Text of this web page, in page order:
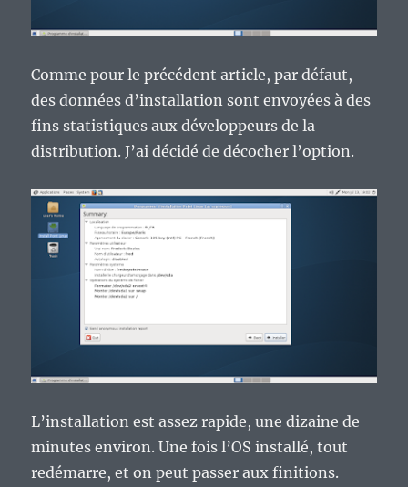
Comme pour le précédent article, par défaut,
des données d’installation sont envoyées à des
fins statistiques aux développeurs de la
distribution. J’ai décidé de décocher l’option.
L’installation est assez rapide, une dizaine de
minutes environ. Une fois l’OS installé, tout
redémarre, et on peut passer aux finitions.